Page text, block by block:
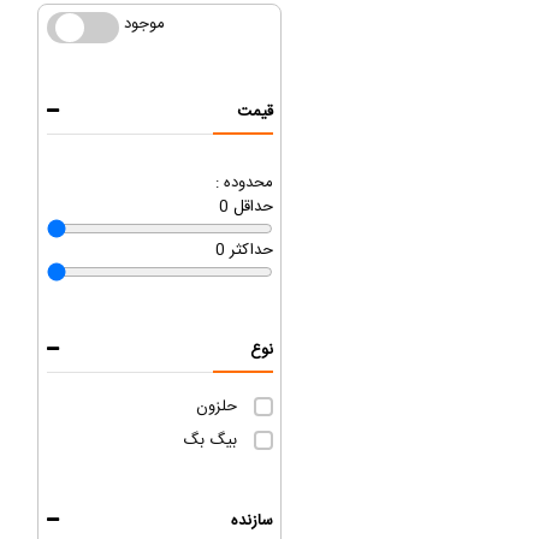
موجود موجود
قیمت
محدوده :
0 حداقل
0 حداکثر
نوع
حلزون
بیگ بگ
سازنده